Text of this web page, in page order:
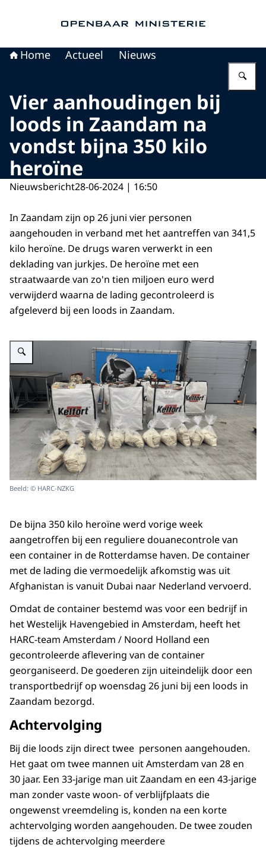
Home Actueel Nieuws
Vier aanhoudingen bij
loods in Zaandam na
vondst bijna 350 kilo
heroïne
Nieuwsbericht28-06-2024 | 16:50
In Zaandam zijn op 26 juni vier personen
aangehouden in verband met het aantreffen van 341,5
kilo heroïne. De drugs waren verwerkt in een
deklading van jurkjes. De heroïne met een
straatwaarde van zo'n tien miljoen euro werd
verwijderd waarna de lading gecontroleerd is
afgeleverd bij een loods in Zaandam.
Vergroot afbeelding 350 kilo heroïne gevonden bij loods in Zaandam
Beeld: © HARC-NZKG
De bijna 350 kilo heroïne werd vorige week
aangetroffen bij een reguliere douanecontrole van
een container in de Rotterdamse haven. De container
met de lading die vermoedelijk afkomstig was uit
Afghanistan is vanuit Dubai naar Nederland vervoerd.
Omdat de container bestemd was voor een bedrijf in
het Westelijk Havengebied in Amsterdam, heeft het
HARC-team Amsterdam / Noord Holland een
gecontroleerde aflevering van de container
georganiseerd. De goederen zijn uiteindelijk door een
transportbedrijf op woensdag 26 juni bij een loods in
Zaandam bezorgd.
Achtervolging
Bij die loods zijn direct twee personen aangehouden.
Het gaat om twee mannen uit Amsterdam van 28 en
30 jaar. Een 33-jarige man uit Zaandam en een 43-jarige
man zonder vaste woon- of verblijfplaats die
ongewenst vreemdeling is, konden na een korte
achtervolging worden aangehouden. De twee zouden
tijdens de achtervolging meerdere